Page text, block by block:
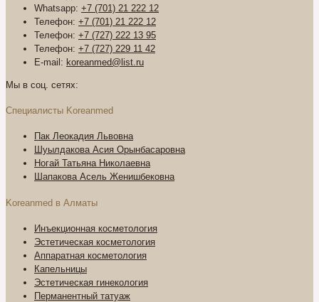
Whatsapp: +7 (701) 21 222 12
Телефон: +7 (701) 21 222 12
Телефон: +7 (727) 222 13 95
Телефон: +7 (727) 229 11 42
E-mail: koreanmed@list.ru
Мы в соц. сетях:
Специалисты Koreanmed
Пак Леокадия Львовна
Шуылдакова Асия Орынбасаровна
Ногай Татьяна Николаевна
Шапакова Асель Женишбековна
Koreanmed в Алматы
Инъекционная косметология
Эстетическая косметология
Аппаратная косметология
Капельницы
Эстетическая гинекология
Перманентный татуаж